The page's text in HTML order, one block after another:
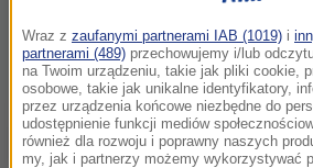
Wraz z zaufanymi partnerami IAB (1019) i
partnerami (489) przechowujemy i/lub
na Twoim urządzeniu, takie jak pliki cookie,
osobowe, takie jak unikalne identyfikatory,
przez urządzenia końcowe niezbędne do
udostępnienie funkcji mediów
również dla rozwoju i poprawny naszych
my, jak i partnerzy możemy wykorzystywać